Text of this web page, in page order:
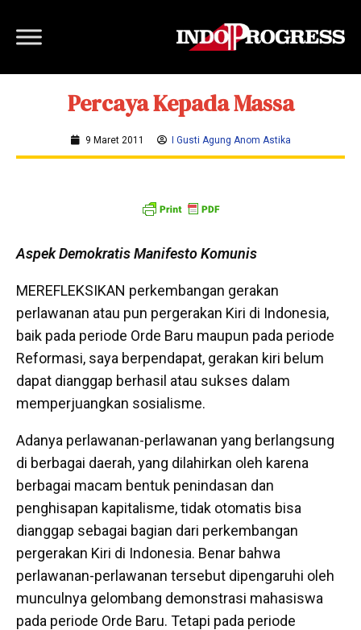
Percaya Kepada Massa
9 Maret 2011 I Gusti Agung Anom Astika
Aspek Demokratis Manifesto Komunis
MEREFLEKSIKAN perkembangan gerakan
perlawanan atau pun pergerakan Kiri di Indonesia,
baik pada periode Orde Baru maupun pada periode
Reformasi, saya berpendapat, gerakan kiri belum
dapat dianggap berhasil atau sukses dalam
memperjuangkan sosialisme.
Adanya perlawanan-perlawanan yang berlangsung
di berbagai daerah, yang dilahirkan oleh karena
berbagai macam bentuk penindasan dan
penghisapan kapitalisme, tidak otomatis bisa
dianggap sebagai bagian dari perkembangan
pergerakan Kiri di Indonesia. Benar bahwa
perlawanan-perlawanan tersebut dipengaruhi oleh
munculnya gelombang demonstrasi mahasiswa
pada periode Orde Baru. Tetapi pada periode